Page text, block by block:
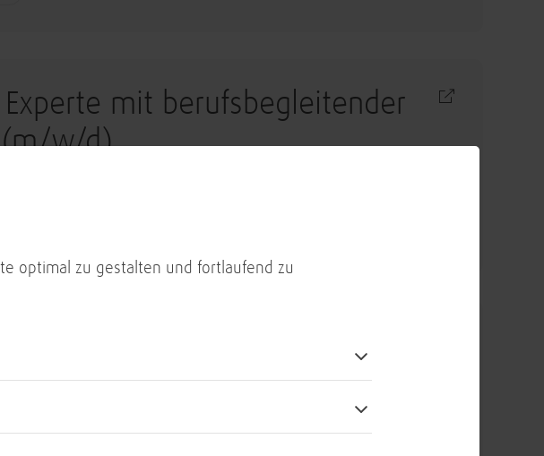
optimal zu gestalten und fortlaufend zu
mit berufsbegleitender
(m/w/d)